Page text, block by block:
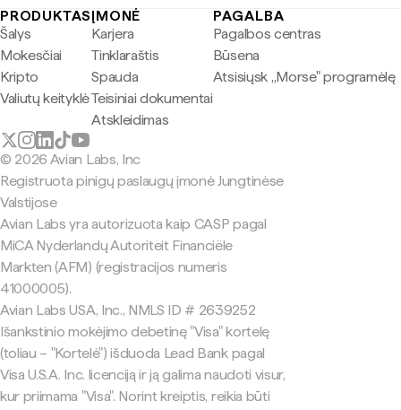
PRODUKTAS
Šalys
Mokesčiai
Kripto
Valiutų keityklė
ĮMONĖ
Karjera
Tinklaraštis
Spauda
Teisiniai dokumentai
Atskleidimas
PAGALBA
Pagalbos centras
Būsena
Atsisiųsk „Morse" programėlę
© 2026 Avian Labs, Inc
Registruota pinigų paslaugų įmonė Jungtinėse
Valstijose
Avian Labs yra autorizuota kaip CASP pagal
MiCA Nyderlandų Autoriteit Financiële
Markten (AFM) (registracijos numeris
41000005).
Avian Labs USA, Inc., NMLS ID # 2639252
Išankstinio mokėjimo debetinę "Visa" kortelę
(toliau – "Kortelė") išduoda Lead Bank pagal
Visa U.S.A. Inc. licenciją ir ją galima naudoti visur,
kur priimama "Visa". Norint kreiptis, reikia būti